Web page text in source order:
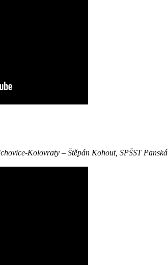
Kolovraty – Štěpán Kohout, SPŠST Panská